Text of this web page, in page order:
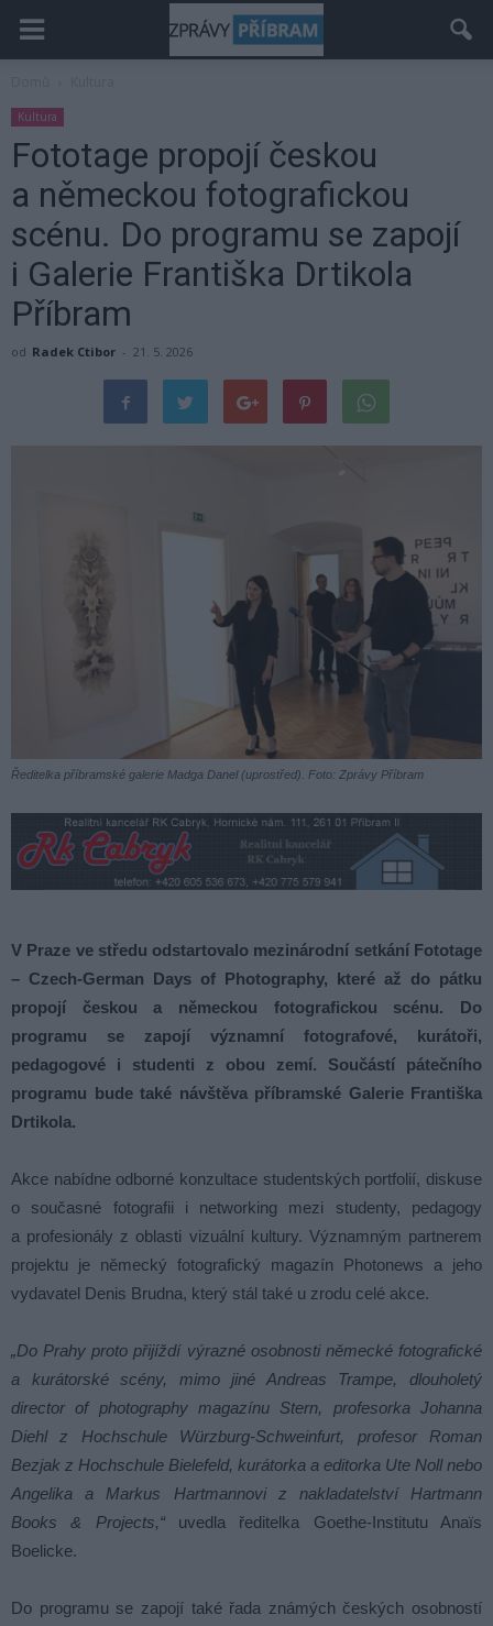
Kultura
Fototage propojí českou
a německou fotografickou
scénu. Do programu se zapojí
i Galerie Františka Drtikola
Příbram
od Radek Ctibor - 21. 5. 2026
Ředitelka příbramské galerie Madga Danel (uprostřed). Foto: Zprávy Příbram
V Praze ve středu odstartovalo mezinárodní setkání Fototage
– Czech-German Days of Photography, které až do pátku
propojí českou a německou fotografickou scénu. Do
programu se zapojí významní fotografové, kurátoři,
pedagogové i studenti z obou zemí. Součástí pátečního
programu bude také návštěva příbramské Galerie Františka
Drtikola.
Akce nabídne odborné konzultace studentských portfolií, diskuse
o současné fotografii i networking mezi studenty, pedagogy
a profesionály z oblasti vizuální kultury. Významným partnerem
projektu je německý fotografický magazín Photonews a jeho
vydavatel Denis Brudna, který stál také u zrodu celé akce.
„Do Prahy proto přijíždí výrazné osobnosti německé fotografické
a kurátorské scény, mimo jiné Andreas Trampe, dlouholetý
director of photography magazínu Stern, profesorka Johanna
Diehl z Hochschule Würzburg-Schweinfurt, profesor Roman
Bezjak z Hochschule Bielefeld, kurátorka a editorka Ute Noll nebo
Angelika a Markus Hartmannovi z nakladatelství Hartmann
Books & Projects,“uvedla ředitelka Goethe-Institutu Anaïs
Boelicke.
Do programu se zapojí také řada známých českých osobností